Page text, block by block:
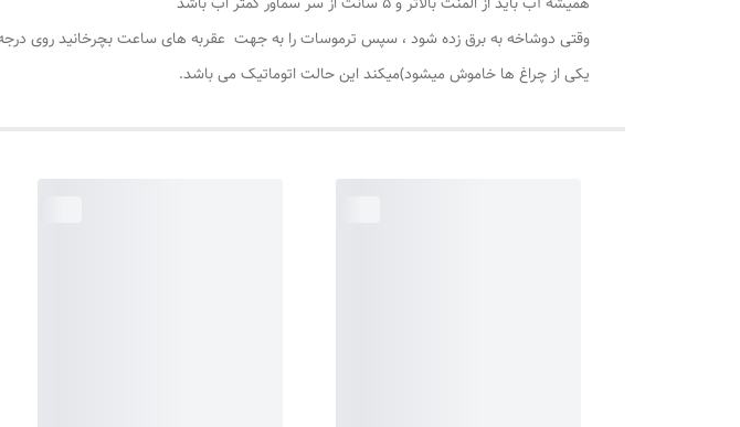
یکی از چراغ ها خاموش میشود)میکند این حالت اتوماتیک می باشد.